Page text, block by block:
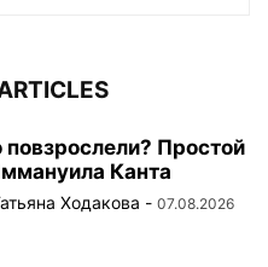
повзрослели? Простой
Канта
Ходакова - 07.08.2026